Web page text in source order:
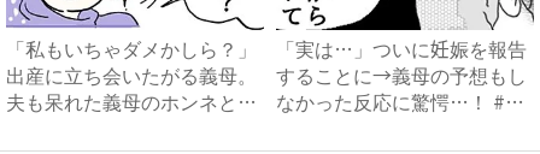
「私もいちゃダメかしら？」
出産に立ち会いたがる義母。
夫も呆れた義母のホンネと
「実は…」ついに妊娠を報告
することに→義母の予想もし
なかった反応に驚愕…！ #